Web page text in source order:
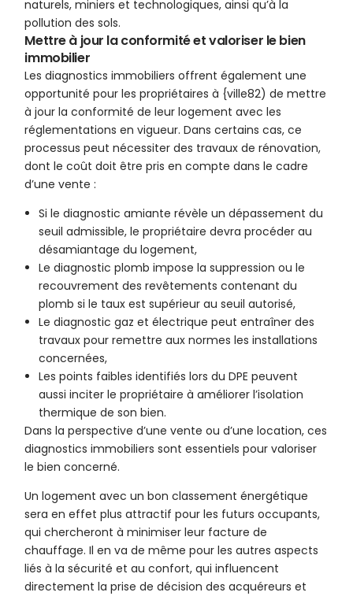
naturels, miniers et technologiques, ainsi qu’à la
pollution des sols.
Mettre à jour la conformité et valoriser le bien
immobilier
Les diagnostics immobiliers offrent également une
opportunité pour les propriétaires à {ville82) de mettre
à jour la conformité de leur logement avec les
réglementations en vigueur. Dans certains cas, ce
processus peut nécessiter des travaux de rénovation,
dont le coût doit être pris en compte dans le cadre
d’une vente :
Si le diagnostic amiante révèle un dépassement du
seuil admissible, le propriétaire devra procéder au
désamiantage du logement,
Le diagnostic plomb impose la suppression ou le
recouvrement des revêtements contenant du
plomb si le taux est supérieur au seuil autorisé,
Le diagnostic gaz et électrique peut entraîner des
travaux pour remettre aux normes les installations
concernées,
Les points faibles identifiés lors du DPE peuvent
aussi inciter le propriétaire à améliorer l’isolation
thermique de son bien.
Dans la perspective d’une vente ou d’une location, ces
diagnostics immobiliers sont essentiels pour valoriser
le bien concerné.
Un logement avec un bon classement énergétique
sera en effet plus attractif pour les futurs occupants,
qui chercheront à minimiser leur facture de
chauffage. Il en va de même pour les autres aspects
liés à la sécurité et au confort, qui influencent
directement la prise de décision des acquéreurs et